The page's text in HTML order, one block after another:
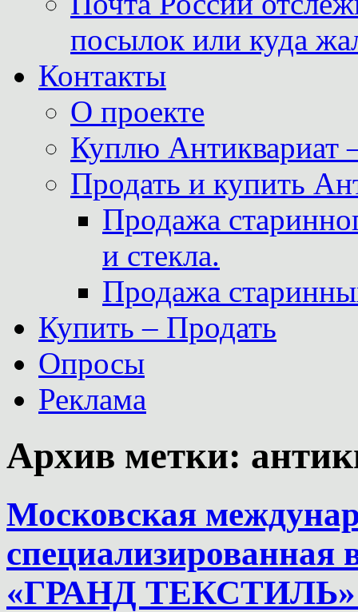
посылок или куда
Контакты
О проекте
Куплю Антиквариат
Продать и купить
Продажа
и стекла.
Продажа
Купить – Продать
Опросы
Реклама
Архив метки:
Московская
специализированная
«ГРАНД